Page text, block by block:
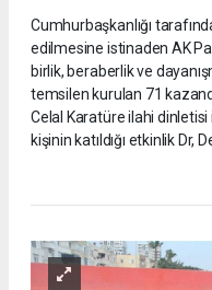
Cumhurbaşkanlığı
edilmesine istinaden AK
birlik, beraberlik ve
temsilen kurulan 71
Celal Karatüre ilahi dinletisi
kişinin katıldığı etkinlik Dr,